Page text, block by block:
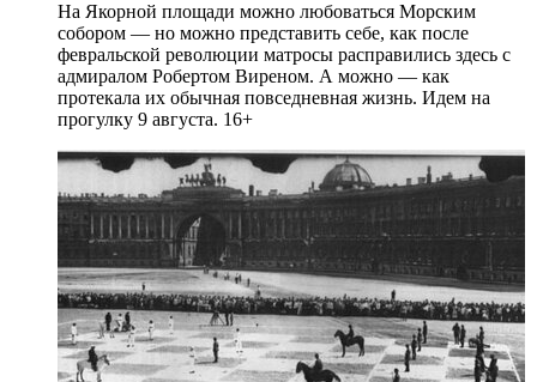
На Якорной площади можно любоваться Морским
собором — но можно представить себе, как после
февральской революции матросы расправились здесь с
адмиралом Робертом Виреном. А можно — как
протекала их обычная повседневная жизнь. Идем на
прогулку 9 августа. 16+